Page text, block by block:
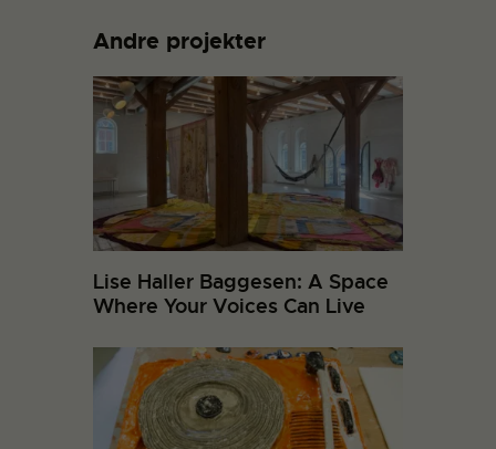
Andre projekter
Lise Haller Baggesen: A Space
Where Your Voices Can Live